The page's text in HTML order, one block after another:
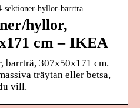
sektioner-hyllor-barrtra…
hyllor,
cm – IKEA
barrträ, 307x50x171 cm.
träytan eller betsa,
vill.